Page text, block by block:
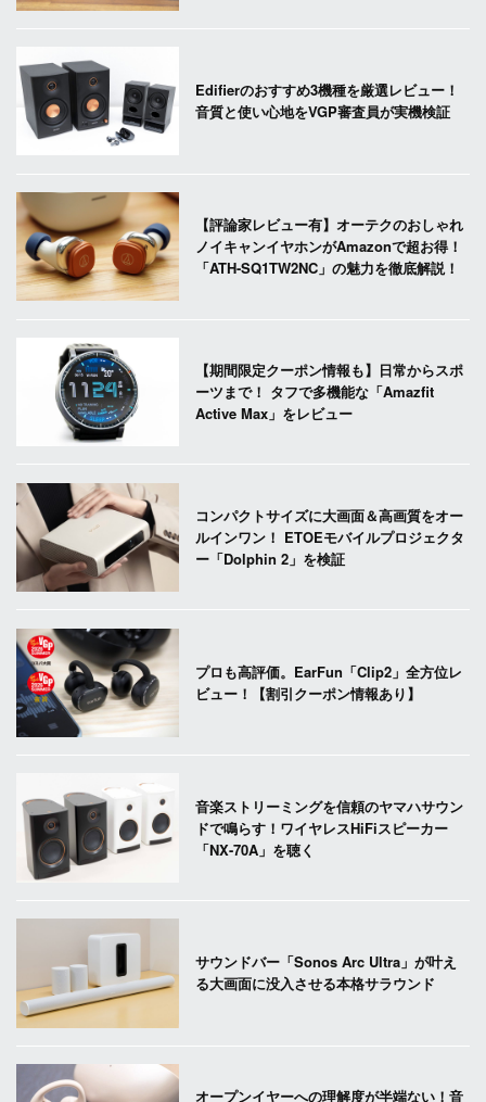
Edifierのおすすめ3機種を厳選レビュー！
音質と使い心地をVGP審査員が実機検証
【評論家レビュー有】オーテクのおしゃれ
ノイキャンイヤホンがAmazonで超お得！
「ATH-SQ1TW2NC」の魅力を徹底解説！
【期間限定クーポン情報も】日常からスポ
ーツまで！ タフで多機能な「Amazfit
Active Max」をレビュー
コンパクトサイズに大画面＆高画質をオー
ルインワン！ ETOEモバイルプロジェクタ
ー「Dolphin 2」を検証
プロも高評価。EarFun「Clip2」全方位レ
ビュー！【割引クーポン情報あり】
音楽ストリーミングを信頼のヤマハサウン
ドで鳴らす！ワイヤレスHiFiスピーカー
「NX-70A」を聴く
サウンドバー「Sonos Arc Ultra」が叶え
る大画面に没入させる本格サラウンド
オープンイヤーへの理解度が半端ない！音